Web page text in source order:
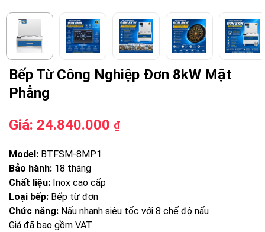
Bếp Từ Công Nghiệp Đơn 8kW Mặt
Phẳng
Giá: 24.840.000 ₫
Model: BTFSM-8MP1
Bảo hành: 18 tháng
Chất liệu: Inox cao cấp
Loại bếp: Bếp từ đơn
Chức năng: Nấu nhanh siêu tốc với 8 chế độ nấu
Giá đã bao gồm VAT